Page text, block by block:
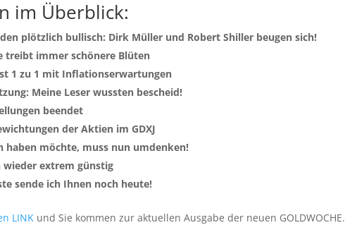
im Überblick:
plötzlich bullisch: Dirk Müller und Robert Shiller beugen sich!
treibt immer schönere Blüten
1 zu 1 mit Inflationserwartungen
Meine Leser wussten bescheid!
beendet
der Aktien im GDXJ
haben möchte, muss nun umdenken!
wieder extrem günstig
sende ich Ihnen noch heute!
LINK und Sie kommen zur aktuellen Ausgabe der neuen GOLDWOCHE.